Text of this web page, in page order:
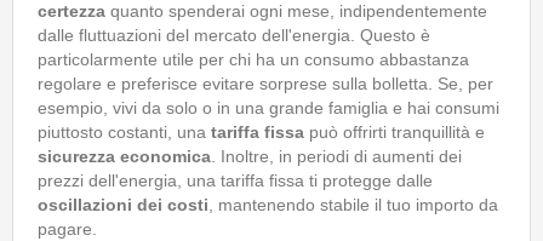
certezza quanto spenderai ogni mese, indipendentemente
dalle fluttuazioni del mercato dell'energia. Questo è
particolarmente utile per chi ha un consumo abbastanza
regolare e preferisce evitare sorprese sulla bolletta. Se, per
esempio, vivi da solo o in una grande famiglia e hai consumi
piuttosto costanti, una tariffa fissa può offrirti tranquillità e
sicurezza economica . Inoltre, in periodi di aumenti dei
prezzi dell'energia, una tariffa fissa ti protegge dalle
oscillazioni dei costi , mantenendo stabile il tuo importo da
pagare.